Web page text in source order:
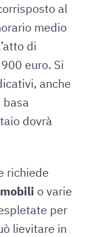
al
medio
di
euro. Si
anche
basa
dovrà
richiede
o varie
per
lievitare in